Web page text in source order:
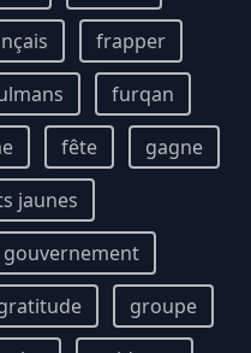
frapper
furqan
fête
gagne
jaunes
gouvernement
groupe